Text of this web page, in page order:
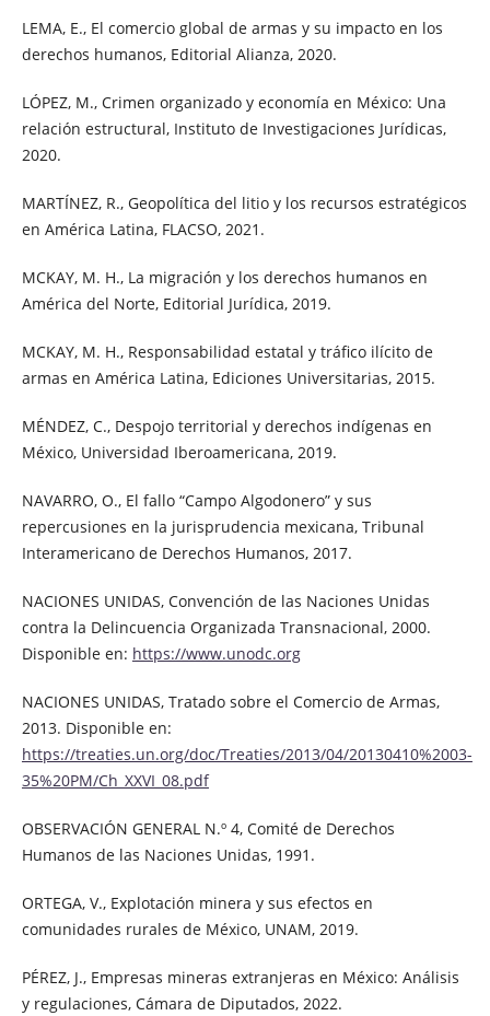
LEMA, E., El comercio global de armas y su impacto en los
derechos humanos, Editorial Alianza, 2020.
LÓPEZ, M., Crimen organizado y economía en México: Una
relación estructural, Instituto de Investigaciones Jurídicas,
2020.
MARTÍNEZ, R., Geopolítica del litio y los recursos estratégicos
en América Latina, FLACSO, 2021.
MCKAY, M. H., La migración y los derechos humanos en
América del Norte, Editorial Jurídica, 2019.
MCKAY, M. H., Responsabilidad estatal y tráfico ilícito de
armas en América Latina, Ediciones Universitarias, 2015.
MÉNDEZ, C., Despojo territorial y derechos indígenas en
México, Universidad Iberoamericana, 2019.
NAVARRO, O., El fallo “Campo Algodonero” y sus
repercusiones en la jurisprudencia mexicana, Tribunal
Interamericano de Derechos Humanos, 2017.
NACIONES UNIDAS, Convención de las Naciones Unidas
contra la Delincuencia Organizada Transnacional, 2000.
Disponible en: https://www.unodc.org
NACIONES UNIDAS, Tratado sobre el Comercio de Armas,
2013. Disponible en:
https://treaties.un.org/doc/Treaties/2013/04/20130410%2003-
35%20PM/Ch_XXVI_08.pdf
OBSERVACIÓN GENERAL N.º 4, Comité de Derechos
Humanos de las Naciones Unidas, 1991.
ORTEGA, V., Explotación minera y sus efectos en
comunidades rurales de México, UNAM, 2019.
PÉREZ, J., Empresas mineras extranjeras en México: Análisis
y regulaciones, Cámara de Diputados, 2022.